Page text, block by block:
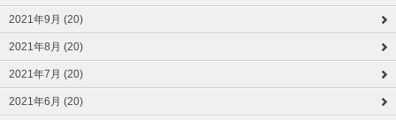
2021年9月 (20)
2021年8月 (20)
2021年7月 (20)
2021年6月 (20)